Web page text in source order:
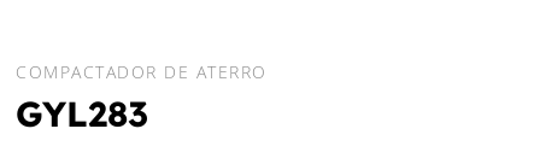
COMPACTADOR DE ATERRO
GYL283